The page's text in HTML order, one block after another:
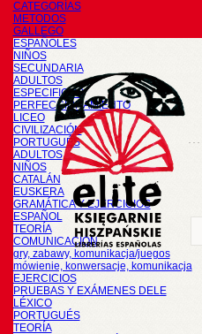
CATEGORÍAS
METODOS
GALLEGO
ESPAÑOLES
NIÑOS
SECUNDARIA
ADULTOS
ESPECIFICOS
PERFECCIONAMIENTO
LICEO
CIVILIZACIÓN
PORTUGUÉS
ADULTOS
NIÑOS
CATALÁN
EUSKERA
GRAMÁTICA Y EJERCICIOS
ESPAÑOL
TEORÍA
COMUNICACIÓN
gry, zabawy, komunikacja/juegos
mówienie, konwersacje, komunikacja
EJERCICIOS
PRUEBAS Y EXÁMENES DELE
LÉXICO
PORTUGUÉS
TEORÍA